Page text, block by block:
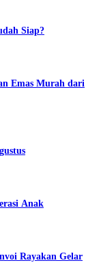
Siap?
Emas Murah dari
Anak
Rayakan Gelar